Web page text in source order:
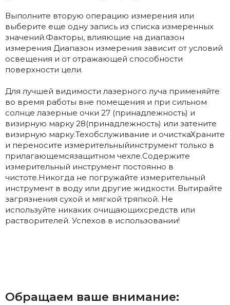
Выполните вторую операцию измерения или
выберите еще одну запись из списка измеренных
значений.Факторы, влияющие на диапазон
измерения Диапазон измерения зависит от условий
освещения и от отражающей способности
поверхности цели.
Для лучшей видимости лазерного луча применяйте
во время работы вне помещения и при сильном
солнце лазерные очки 27 (принадлежность) и
визирную марку 28(принадлежность) или затените
визирную марку.Техобслуживание и очисткаХраните
и переносите измерительныйинструмент только в
прилагающемсязащитном чехле.Содержите
измерительный инструмент постоянно в
чистоте.Никогда не погружайте измерительный
инструмент в воду или другие жидкости. Вытирайте
загрязнения сухой и мягкой тряпкой. Не
используйте никаких очищающихсредств или
растворителей. Успехов в использовании!
Обращаем ваше внимание: